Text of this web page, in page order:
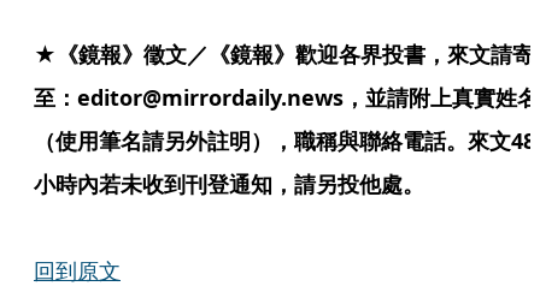
★《鏡報》徵文／《鏡報》歡迎各界投書，來文請寄
至：editor@mirrordaily.news，並請附上真實姓名
（使用筆名請另外註明），職稱與聯絡電話。來文48
小時內若未收到刊登通知，請另投他處。
回到原文